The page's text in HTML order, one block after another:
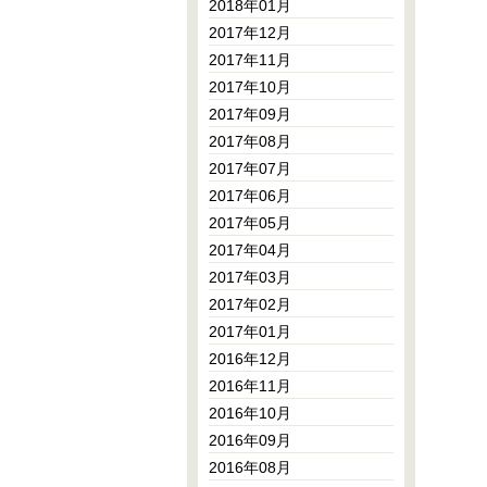
2018年01月
2017年12月
2017年11月
2017年10月
2017年09月
2017年08月
2017年07月
2017年06月
2017年05月
2017年04月
2017年03月
2017年02月
2017年01月
2016年12月
2016年11月
2016年10月
2016年09月
2016年08月